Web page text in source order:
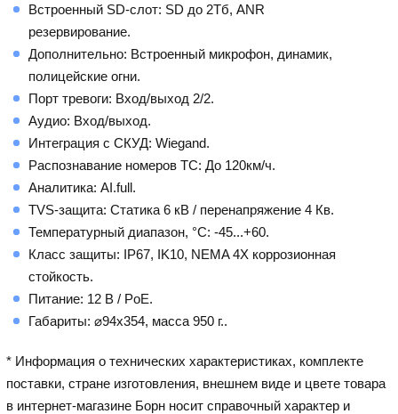
Встроенный SD-слот: SD до 2Тб, ANR
резервирование.
Дополнительно: Встроенный микрофон, динамик,
полицейские огни.
Порт тревоги: Вход/выход 2/2.
Аудио: Вход/выход.
Интеграция с СКУД: Wiegand.
Распознавание номеров ТС: До 120км/ч.
Аналитика: AI.full.
TVS-защита: Статика 6 кВ / перенапряжение 4 Кв.
Температурный диапазон, °C: -45...+60.
Класс защиты: IP67, IK10, NEMA 4X коррозионная
стойкость.
Питание: 12 В / PoE.
Габариты: ⌀94x354, масса 950 г..
* Информация о технических характеристиках, комплекте
поставки, стране изготовления, внешнем виде и цвете товара
в интернет-магазине Борн носит справочный характер и